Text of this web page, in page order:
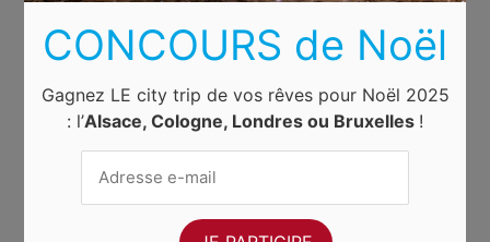
CONCOURS de Noël
Gagnez LE city trip de vos rêves pour Noël 2025
: l’Alsace, Cologne, Londres ou Bruxelles !